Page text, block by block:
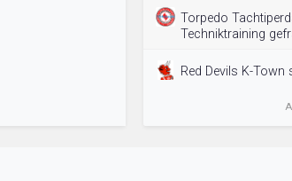
Torpedo
Techniktraining
Red Devils K-